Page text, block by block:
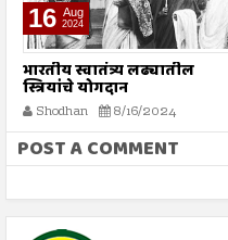
16 Aug
2024
भारतीय स्वातंत्र्य लढ्यातील
स्त्रियांचे योगदान
Shodhan 8/16/2024
POST A COMMENT